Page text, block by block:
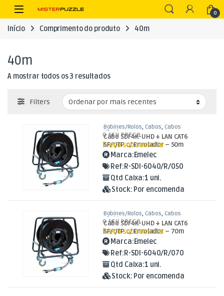
Skip to navigation
Skip to content
Open 0
Início Comprimento do produto 40m
40m
A mostrar todos os 3 resultadosOrdenado por mais recentes
Filters
Bobines/Rolos, Cabos, Cabos
Híbridos
Cabo SDI 4K-UHD + LAN CAT6
SF/UTP c/ Enrolador – 50m
O SEU PREÇO
Preço sob consulta
Marca:Emelec
Ref:R-SDI-6040/R/050
Qtd Caixa:1 uni.
Stock: Por encomenda
Bobines/Rolos, Cabos, Cabos
Híbridos
Cabo SDI 4K-UHD + LAN CAT6
SF/UTP c/ Enrolador – 70m
O SEU PREÇO
Preço sob consulta
Marca:Emelec
Ref:R-SDI-6040/R/070
Qtd Caixa:1 uni.
Stock: Por encomenda